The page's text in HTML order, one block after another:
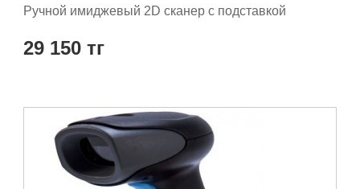
Ручной имиджевый 2D сканер c подставкой
29 150 тг